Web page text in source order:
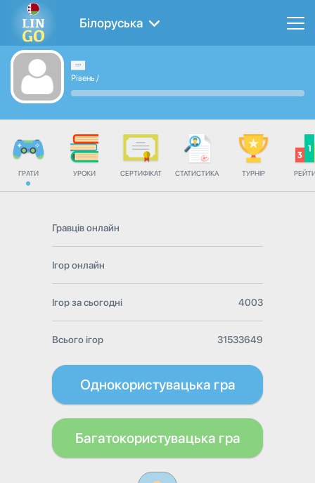
Білоруська
Рівень /
ГРАТИ УРОКИ СЕРТИФІКАТ СТАТИСТИКА ТУРНІР
Гравців онлайн
Ігор онлайн
Ігор за сьогодні 4003
Всього ігор 31533649
Однокористувацька гра
Багатокористувацька гра